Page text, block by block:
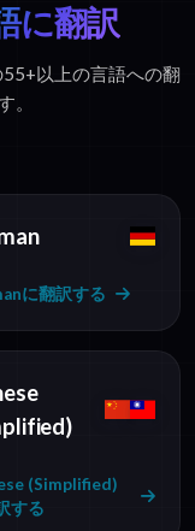
に翻訳
以上の言語への翻
。
に翻訳する
(Simplified)
する